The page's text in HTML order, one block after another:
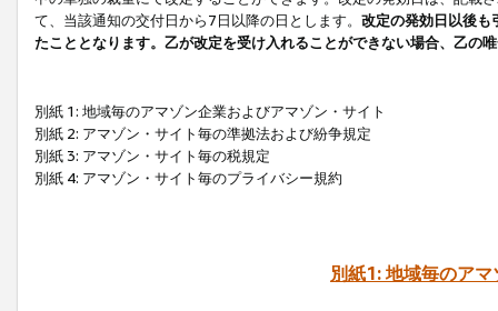
て、当該通知の交付日から7日以降の日とします。 改定の発効日以後も
たこととなります。乙が改定を受け入れることができない場合、乙の
別紙 1: 地域毎のアマゾン企業およびアマゾン・サイト
別紙 2: アマゾン・サイト毎の準拠法および紛争規定
別紙 3: アマゾン・サイト毎の税規定
別紙 4: アマゾン・サイト毎のプライバシー規約
別紙1: 地域毎のア